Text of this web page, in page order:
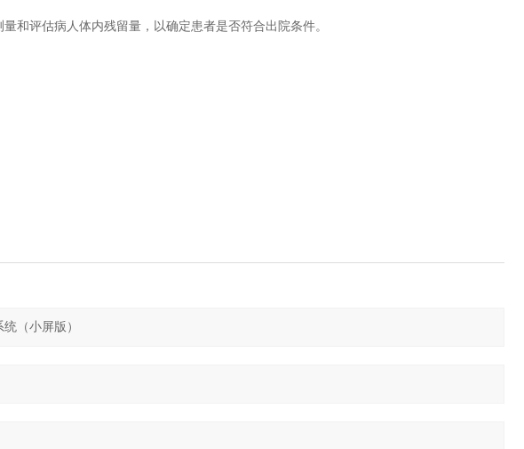
和评估病人体内残留量，以确定患者是否符合出院条件。